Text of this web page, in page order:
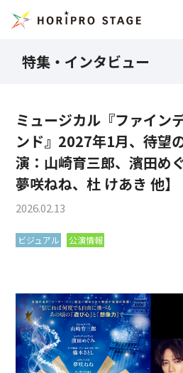
特集・インタビュー
ミュージカル『ファイン
ンド』2027年1月、待望
演：山崎育三郎、濱田め
夢咲ねね、杜 けあき 他】
2026.02.13
ビジュアル 公演情報